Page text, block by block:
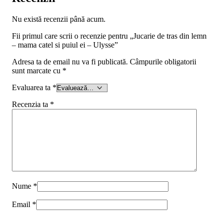
Nu există recenzii până acum.
Fii primul care scrii o recenzie pentru „Jucarie de tras din lemn
– mama catel si puiul ei – Ulysse”
Adresa ta de email nu va fi publicată. Câmpurile obligatorii
sunt marcate cu *
Evaluarea ta *
Recenzia ta *
Nume *
Email *